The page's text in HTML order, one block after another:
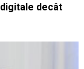
decât